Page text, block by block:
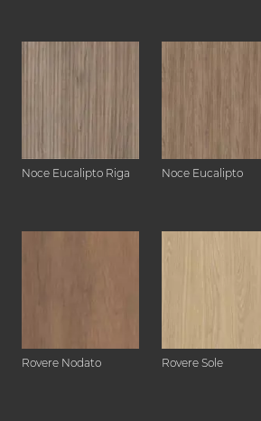
Noce Eucalipto Riga Noce Eucalipto
Rovere Nodato Rovere Sole